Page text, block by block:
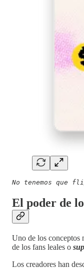
No tenemos que
El poder de
Uno de los conceptos
de los fans leales o
Los creadores han